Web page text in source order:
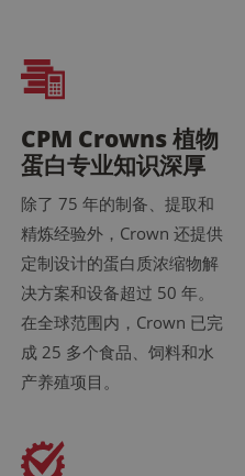
CPM Crowns 植物
蛋白专业知识深厚
除了 75 年的制备、提取和
精炼经验外，Crown 还提供
定制设计的蛋白质浓缩物解
决方案和设备超过 50 年。
在全球范围内，Crown 已完
成 25 多个食品、饲料和水
产养殖项目。